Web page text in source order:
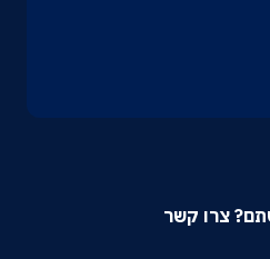
צרו קשר